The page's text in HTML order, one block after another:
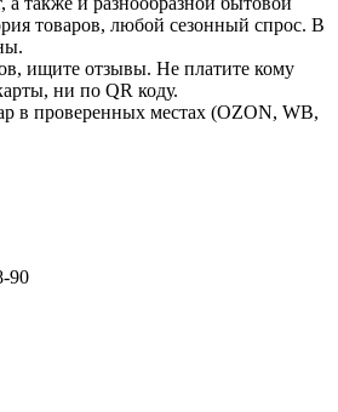
товаров, любой сезонный спрос. В
ищите отзывы. Не платите кому
ни по QR коду.
в проверенных местах (OZON, WB,
90